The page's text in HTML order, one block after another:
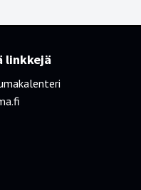
linkkejä